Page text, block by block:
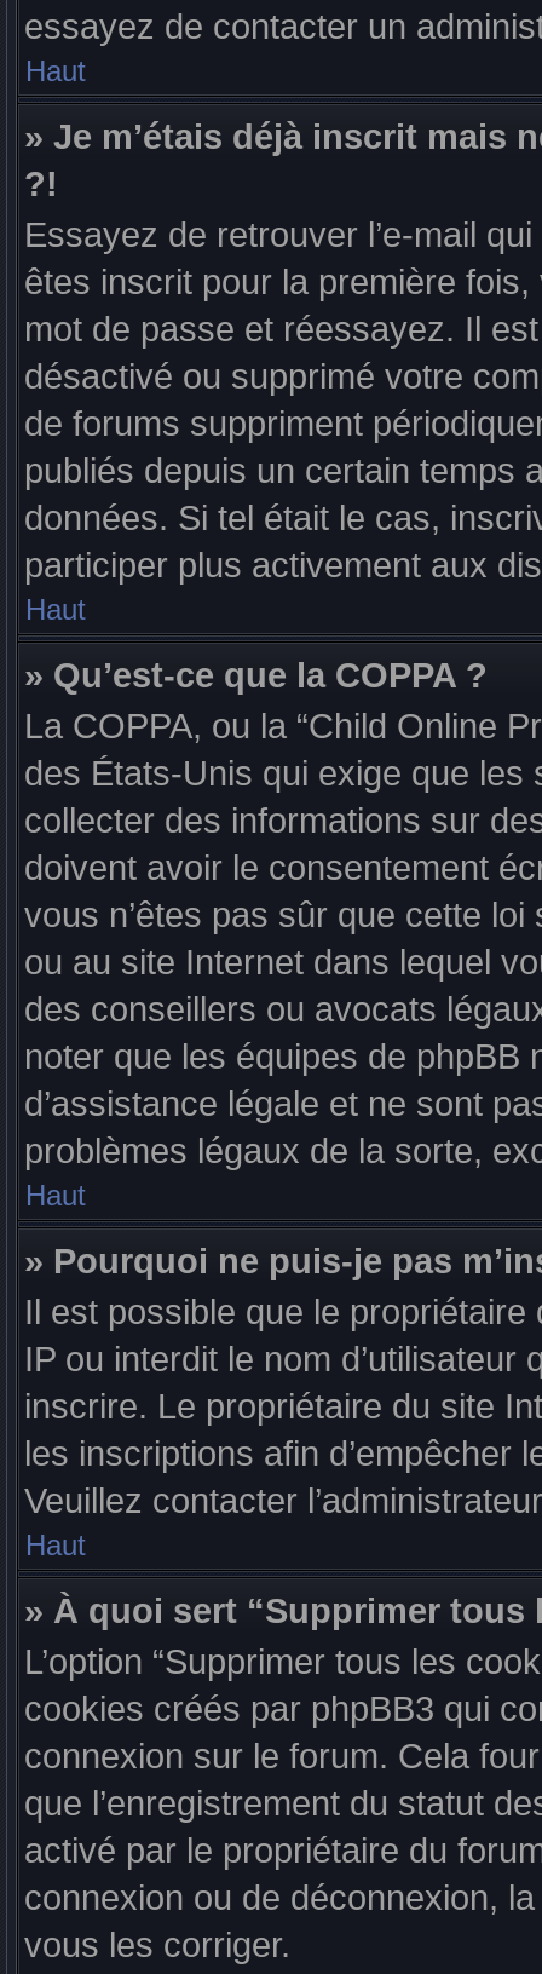
essayez de contacter un
Haut
» Je m’étais déjà inscrit mais
?!
Essayez de retrouver l’e-mail
êtes inscrit pour la première
mot de passe et réessayez. Il
désactivé ou supprimé votre
de forums suppriment
publiés depuis un certain temps
données. Si tel était le cas,
participer plus activement aux
Haut
» Qu’est-ce que la COPPA ?
La COPPA, ou la “Child Online
des États-Unis qui exige que
collecter des informations sur
doivent avoir le consentement
vous n’êtes pas sûr que cette
ou au site Internet dans lequel
des conseillers ou avocats
noter que les équipes de phpBB
d’assistance légale et ne sont
problèmes légaux de la sorte,
Haut
» Pourquoi ne puis-je pas
Il est possible que le
IP ou interdit le nom
inscrire. Le propriétaire du site
les inscriptions afin d’empêcher
Veuillez contacter
Haut
» À quoi sert “Supprimer
L’option “Supprimer tous les
cookies créés par phpBB3 qui
connexion sur le forum. Cela
que l’enregistrement du statut
activé par le propriétaire du
connexion ou de déconnexion,
vous les corriger.